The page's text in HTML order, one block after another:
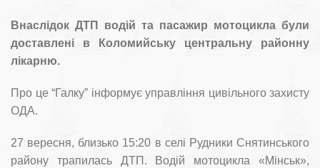
Внаслідок ДТП водій та пасажир мотоцикла були
доставлені в Коломийську центральну районну
лікарню.
Про це “Галку” інформує управління цивільного захисту
ОДА.
27 вересня, близько 15:20 в селі Рудники Снятинського
району трапилась ДТП. Водій мотоцикла «Мінськ»,